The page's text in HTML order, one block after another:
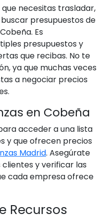
necesitas trasladar,
presupuestos de
Es
presupuestos y
que recibas. No te
ya que muchas veces
a negociar precios
en Cobeña
acceder a una lista
y que ofrecen precios
Madrid. Asegúrate
y verificar las
cada empresa ofrece
Recursos